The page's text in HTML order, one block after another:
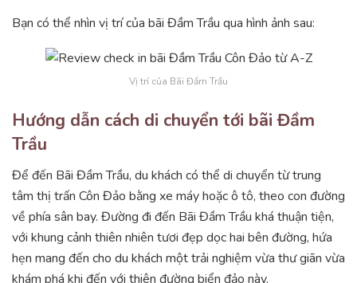
Bạn có thể nhìn vị trí của bãi Đầm Trầu qua hình ảnh sau:
Vị trí của Bãi Đầm Trầu
Hướng dẫn cách di chuyển tới bãi Đầm
Trầu
Để đến Bãi Đầm Trầu, du khách có thể di chuyển từ trung
tâm thị trấn Côn Đảo bằng xe máy hoặc ô tô, theo con đường
về phía sân bay. Đường đi đến Bãi Đầm Trầu khá thuận tiện,
với khung cảnh thiên nhiên tươi đẹp dọc hai bên đường, hứa
hẹn mang đến cho du khách một trải nghiệm vừa thư giãn vừa
khám phá khi đến với thiên đường biển đảo này.